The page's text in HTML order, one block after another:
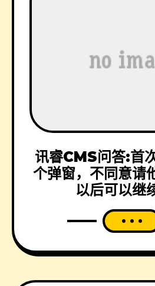
讯睿CMS问答:首
个弹窗，不同意请
以后可以继